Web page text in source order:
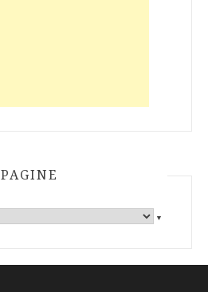
PAGINE
▼